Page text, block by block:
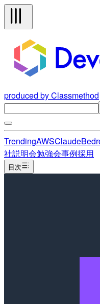
produced by Classmethod
TrendingAWSClaude
社説明会勉強会事例採用
目次